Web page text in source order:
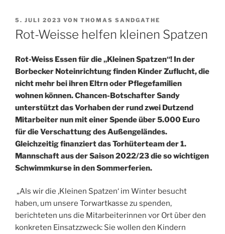
VERÖFFENTLICHT
AM
5. JULI 2023 VON THOMAS SANDGATHE
Rot-Weisse helfen kleinen Spatzen
Rot-Weiss Essen für die „Kleinen Spatzen“! In der
Borbecker Noteinrichtung finden Kinder Zuflucht, die
nicht mehr bei ihren Eltrn oder Pflegefamilien
wohnen können. Chancen-Botschafter Sandy
unterstützt das Vorhaben der rund zwei Dutzend
Mitarbeiter nun mit einer Spende über 5.000 Euro
für die Verschattung des Außengeländes.
Gleichzeitig finanziert das Torhüterteam der 1.
Mannschaft aus der Saison 2022/23 die so wichtigen
Schwimmkurse in den Sommerferien.
„Als wir die ‚Kleinen Spatzen‘ im Winter besucht
haben, um unsere Torwartkasse zu spenden,
berichteten uns die Mitarbeiterinnen vor Ort über den
konkreten Einsatzzweck: Sie wollen den Kindern